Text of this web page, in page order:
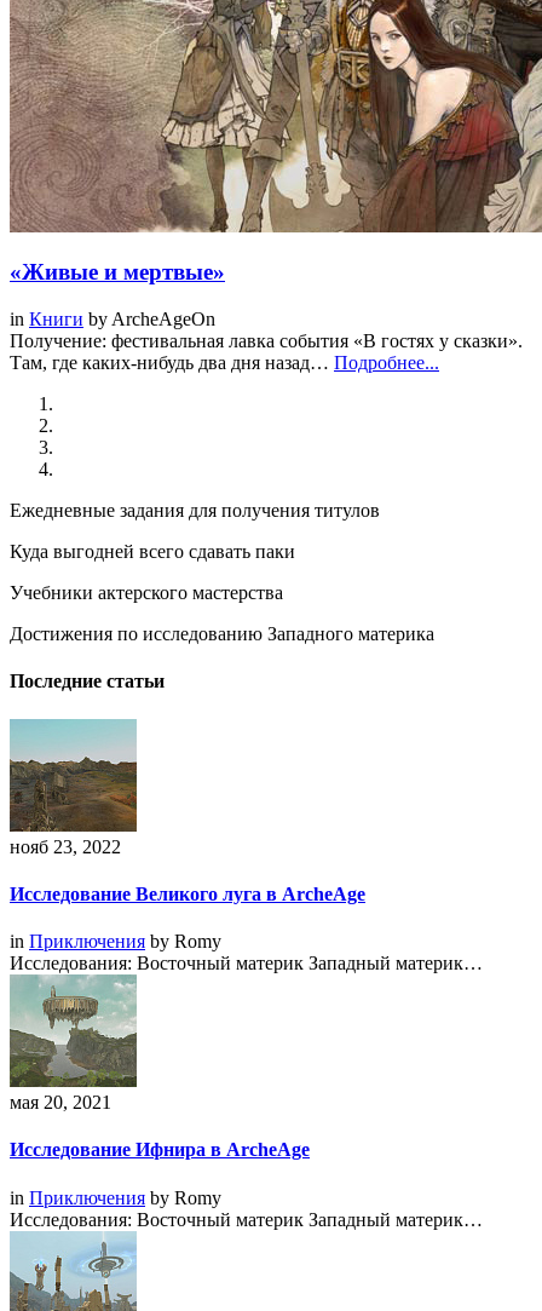
«Живые и мертвые»
in Книги by ArcheAgeOn
Получение: фестивальная лавка события «В гостях у сказки».
Там, где каких-нибудь два дня назад… Подробнее...
Ежедневные задания для получения титулов
Куда выгодней всего сдавать паки
Учебники актерского мастерства
Достижения по исследованию Западного материка
Последние статьи
нояб 23, 2022
Исследование Великого луга в ArcheAge
in Приключения by Romy
Исследования: Восточный материк Западный материк…
мая 20, 2021
Исследование Ифнира в ArcheAge
in Приключения by Romy
Исследования: Восточный материк Западный материк…